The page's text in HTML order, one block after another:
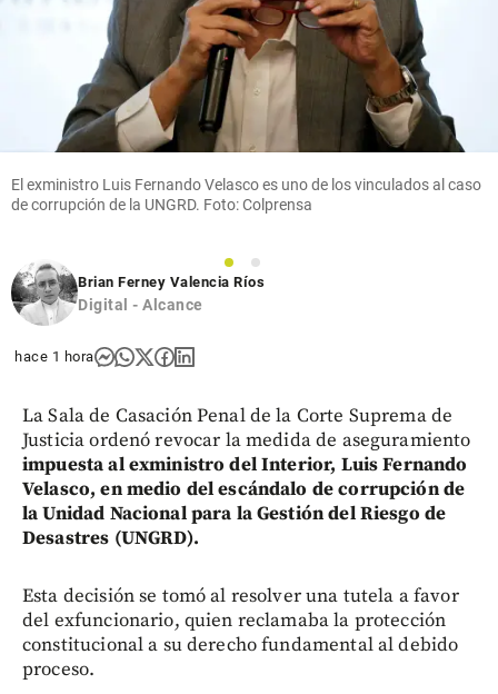
El exministro Luis Fernando Velasco es uno de los vinculados al caso
de corrupción de la UNGRD. Foto: Colprensa
1
2
Brian Ferney Valencia Ríos
Digital - Alcance
hace 1 hora
La Sala de Casación Penal de la Corte Suprema de
Justicia ordenó revocar la medida de aseguramiento
impuesta al exministro del Interior, Luis Fernando
Velasco, en medio del escándalo de corrupción de
la Unidad Nacional para la Gestión del Riesgo de
Desastres (UNGRD).
Esta decisión se tomó al resolver una tutela a favor
del exfuncionario, quien reclamaba la protección
constitucional a su derecho fundamental al debido
proceso.